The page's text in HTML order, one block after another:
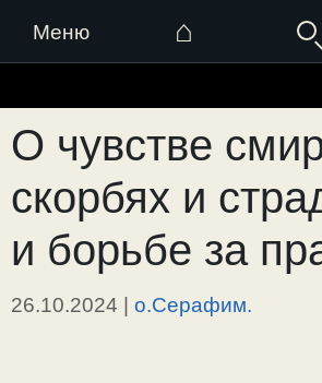
Меню ⌂
к
содержимому
О чувстве
скорбях и
и борьбе за
26.10.2024 | о.Серафим.